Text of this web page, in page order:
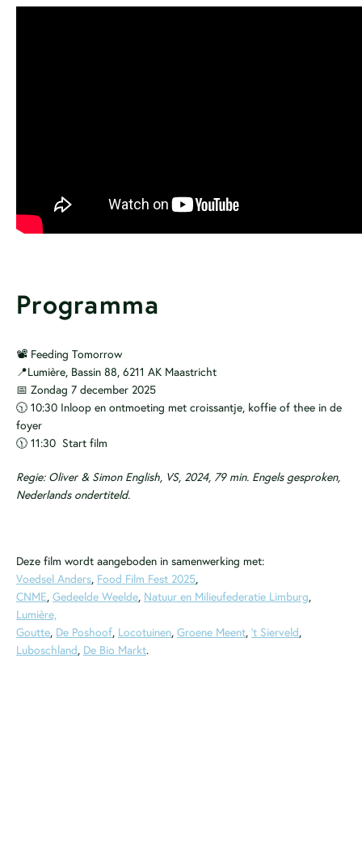
Programma
📽️ Feeding Tomorrow
📍Lumière, Bassin 88, 6211 AK Maastricht
📅 Zondag 7 december 2025
🕥 10:30 Inloop en ontmoeting met croissantje, koffie of thee in de
foyer
🕦 11:30 Start film
Regie: Oliver & Simon English, VS, 2024, 79 min. Engels gesproken,
Nederlands ondertiteld.
Deze film wordt aangeboden in samenwerking met:
Voedsel Anders, Food Film Fest 2025,
CNME, Gedeelde Weelde, Natuur en Milieufederatie Limburg,
Lumière,
Goutte, De Poshoof, Locotuinen, Groene Meent, ’t Sierveld,
Luboschland, De Bio Markt.